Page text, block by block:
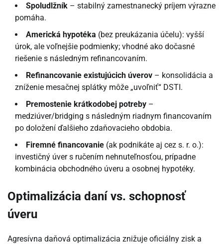
Spoludlžník – stabilný zamestnanecký príjem výrazne
pomáha.
Americká hypotéka (bez preukázania účelu): vyšší
úrok, ale voľnejšie podmienky; vhodné ako dočasné
riešenie s následným refinancovaním.
Refinancovanie existujúcich úverov – konsolidácia a
zníženie mesačnej splátky môže „uvoľniť“ DSTI.
Premostenie krátkodobej potreby –
medziúver/bridging s následným riadnym financovaním
po doložení ďalšieho zdaňovacieho obdobia.
Firemné financovanie (ak podnikáte aj cez s. r. o.):
investičný úver s ručením nehnuteľnosťou, prípadne
kombinácia obchodného úveru a osobnej hypotéky.
Optimalizácia daní vs. schopnosť
úveru
Agresívna daňová optimalizácia znižuje oficiálny zisk a